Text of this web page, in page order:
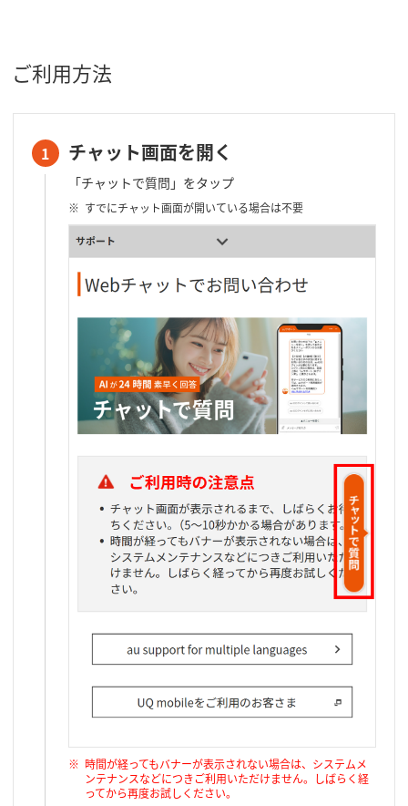
ご利用方法
1 チャット画面を開く
「チャットで質問」をタップ
すでにチャット画面が開いている場合は不要
時間が経ってもバナーが表示されない場合は、システムメ
ンテナンスなどにつきご利用いただけません。しばらく経
ってから再度お試しください。